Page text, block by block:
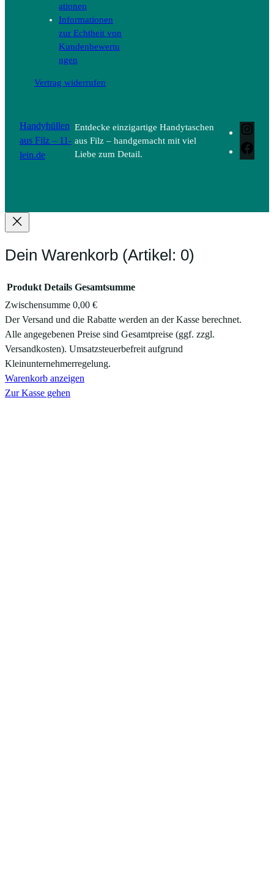
ationen
Informationen
zur Echtheit von
Kundenbewertu
ngen
Vertrag widerrufen
Handyhüllen
aus Filz – 11-
lein.de
Entdecke einzigartige Handytaschen
aus Filz – handgemacht mit viel
Liebe zum Detail.
Dein Warenkorb (Artikel: 0)
Produkte
im
Warenkorb
Produkt Details Gesamtsumme
Zwischensumme 0,00 €
Der Versand und die Rabatte werden an der Kasse berechnet.
Alle angegebenen Preise sind Gesamtpreise (ggf. zzgl.
Versandkosten). Umsatzsteuerbefreit aufgrund
Kleinunternehmerregelung.
Warenkorb anzeigen
Zur Kasse gehen